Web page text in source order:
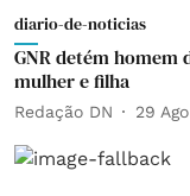
diario-de-noticias
GNR detém homem
mulher e filha
Redação DN 29